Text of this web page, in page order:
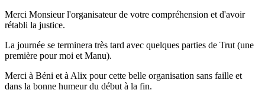
Merci Monsieur l'organisateur de votre compréhension et d'avoir
rétabli la justice.
La journée se terminera très tard avec quelques parties de Trut (une
première pour moi et Manu).
Merci à Béni et à Alix pour cette belle organisation sans faille et
dans la bonne humeur du début à la fin.